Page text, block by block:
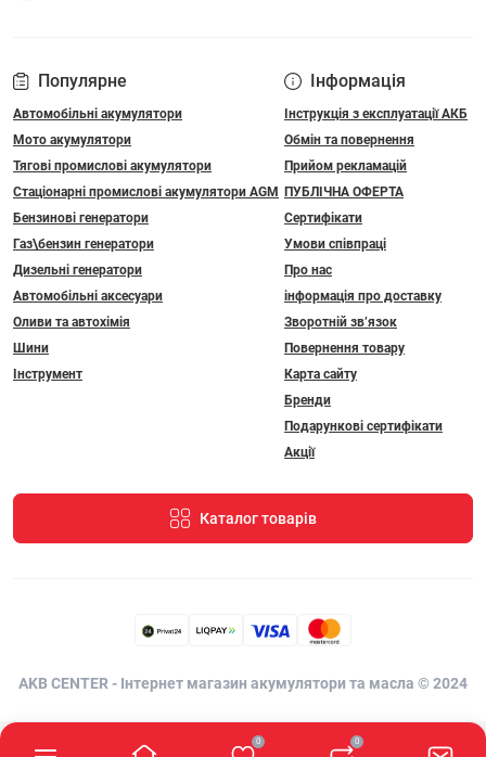
0 0
Популярне
Автомобільні акумулятори
Мото акумулятори
Тягові промислові акумулятори
Стаціонарні промислові акумулятори АGM
Бензинові генератори
Газ\бензин генератори
Дизельні генератори
Автомобільні аксесуари
Оливи та автохімія
Шини
Інструмент
Інформація
Інструкція з експлуатації АКБ
Обмін та повернення
Прийом рекламацій
ПУБЛІЧНА ОФЕРТА
Сертифікати
Умови співпраці
Про нас
інформація про доставку
Зворотній зв’язок
Повернення товару
Карта сайту
Бренди
Подарункові сертифікати
Акції
Каталог товарів
AKB CENTER - Інтернет магазин акумулятори та масла © 2024